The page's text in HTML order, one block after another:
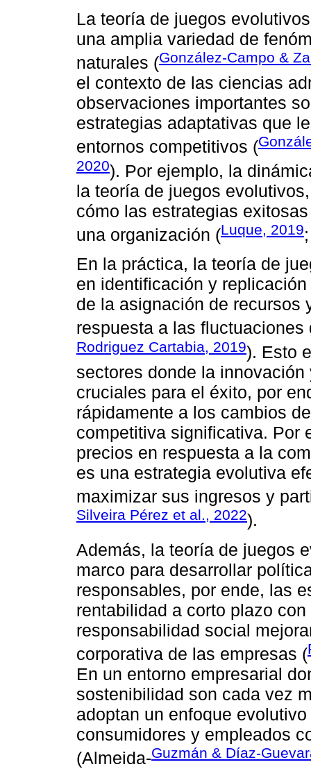
La teoría de juegos
una amplia variedad de
naturales (González-Campo &
el contexto de las ciencias
observaciones importantes
estrategias adaptativas que
entornos competitivos (
2020). Por ejemplo, la
la teoría de juegos
cómo las estrategias
una organización (Luque, 2019
En la práctica, la teoría de
en identificación y
de la asignación de recursos
respuesta a las fluctuaciones
Rodriguez Cartabia, 2019). Esto
sectores donde la
cruciales para el éxito, por
rápidamente a los cambios
competitiva significativa. Por
precios en respuesta a la
es una estrategia evolutiva
maximizar sus ingresos y
Silveira Pérez et al., 2022).
Además, la teoría de juegos
marco para desarrollar
responsables, por ende, las
rentabilidad a corto plazo
responsabilidad social
corporativa de las empresas (
En un entorno empresarial
sostenibilidad son cada vez
adoptan un enfoque
consumidores y empleados
(Almeida-Guzmán & Díaz-